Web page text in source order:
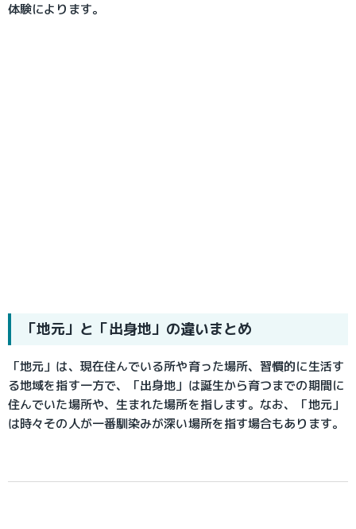
体験によります。
「地元」と「出身地」の違いまとめ
「地元」は、現在住んでいる所や育った場所、習慣的に生活す
る地域を指す一方で、「出身地」は誕生から育つまでの期間に
住んでいた場所や、生まれた場所を指します。なお、「地元」
は時々その人が一番馴染みが深い場所を指す場合もあります。